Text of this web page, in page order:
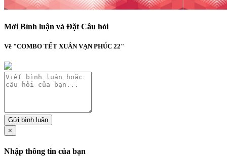
Mời Bình luận và Đặt Câu hỏi
Về "COMBO TẾT XUÂN VẠN PHÚC 22"
Gửi bình luận
×
Nhập thông tin của bạn